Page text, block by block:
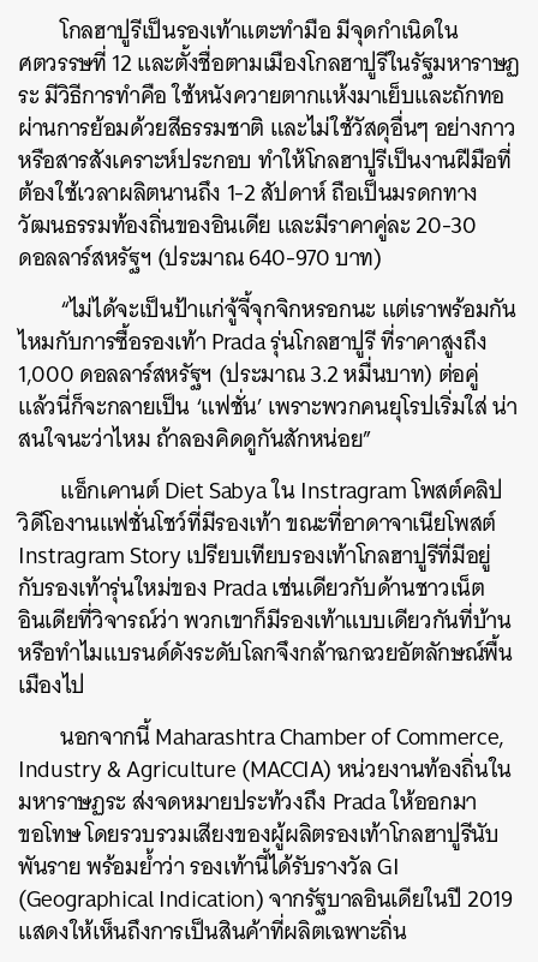
โกลฮาปูรีเป็นรองเท้าแตะทำมือ มีจุดกำเนิดใน
ศตวรรษที่ 12 และตั้งชื่อตามเมืองโกลฮาปูรีในรัฐมหาราษฏ
ระ มีวิธีการทำคือ ใช้หนังควายตากแห้งมาเย็บและถักทอ
ผ่านการย้อมด้วยสีธรรมชาติ และไม่ใช้วัสดุอื่นๆ อย่างกาว
หรือสารสังเคราะห์ประกอบ ทำให้โกลฮาปูรีเป็นงานฝีมือที่
ต้องใช้เวลาผลิตนานถึง 1-2 สัปดาห์ ถือเป็นมรดกทาง
วัฒนธรรมท้องถิ่นของอินเดีย และมีราคาคู่ละ 20-30
ดอลลาร์สหรัฐฯ (ประมาณ 640-970 บาท)
“ไม่ได้จะเป็นป้าแก่จู้จี้จุกจิกหรอกนะ แต่เราพร้อมกัน
ไหมกับการซื้อรองเท้า Prada รุ่นโกลฮาปูรี ที่ราคาสูงถึง
1,000 ดอลลาร์สหรัฐฯ (ประมาณ 3.2 หมื่นบาท) ต่อคู่
แล้วนี่ก็จะกลายเป็น ‘แฟชั่น’ เพราะพวกคนยุโรปเริ่มใส่ น่า
สนใจนะว่าไหม ถ้าลองคิดดูกันสักหน่อย”
แอ็กเคานต์ Diet Sabya ใน Instragram โพสต์คลิป
วิดีโองานแฟชั่นโชว์ที่มีรองเท้า ขณะที่อาดาจาเนียโพสต์
Instragram Story เปรียบเทียบรองเท้าโกลฮาปูรีที่มีอยู่
กับรองเท้ารุ่นใหม่ของ Prada เช่นเดียวกับด้านชาวเน็ต
อินเดียที่วิจารณ์ว่า พวกเขาก็มีรองเท้าแบบเดียวกันที่บ้าน
หรือทำไมแบรนด์ดังระดับโลกจึงกล้าฉกฉวยอัตลักษณ์พื้น
เมืองไป
นอกจากนี้ Maharashtra Chamber of Commerce,
Industry & Agriculture (MACCIA) หน่วยงานท้องถิ่นใน
มหาราษฏระ ส่งจดหมายประท้วงถึง Prada ให้ออกมา
ขอโทษ โดยรวบรวมเสียงของผู้ผลิตรองเท้าโกลฮาปูรีนับ
พันราย พร้อมย้ำว่า รองเท้านี้ได้รับรางวัล GI
(Geographical Indication) จากรัฐบาลอินเดียในปี 2019
แสดงให้เห็นถึงการเป็นสินค้าที่ผลิตเฉพาะถิ่น